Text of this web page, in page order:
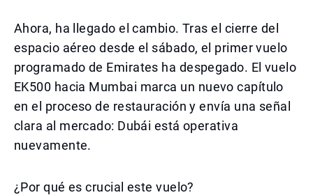
Ahora, ha llegado el cambio. Tras el cierre del
espacio aéreo desde el sábado, el primer vuelo
programado de Emirates ha despegado. El vuelo
EK500 hacia Mumbai marca un nuevo capítulo
en el proceso de restauración y envía una señal
clara al mercado: Dubái está operativa
nuevamente.
¿Por qué es crucial este vuelo?